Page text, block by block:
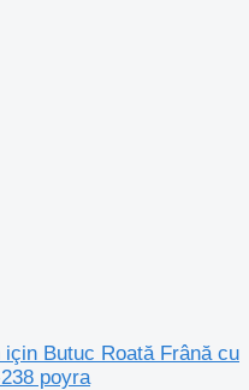
Butuc Roată Frână cu
poyra